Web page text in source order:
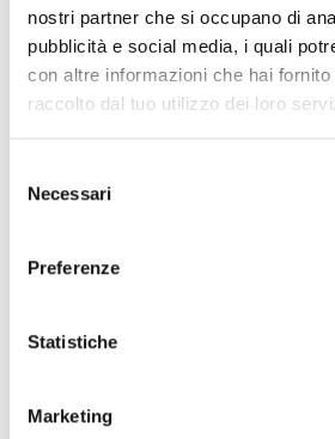
nostri partner che si occupano di
pubblicità e social media, i quali
con altre informazioni che hai
raccolto dal tuo utilizzo dei loro
delNecessari
Preferenze
Statistiche
Marketing
Kodak PHC-120 Cartuccia
69,00€